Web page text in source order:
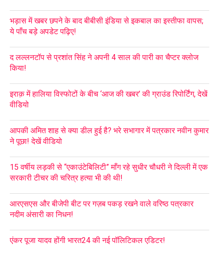
भड़ास में खबर छपने के बाद बीबीसी इंडिया से इकबाल का इस्तीफा वापस;
ये पाँच बड़े अपडेट पढ़िए!
द लल्लनटॉप से प्रशांत सिंह ने अपनी 4 साल की पारी का चैप्टर क्लोज
किया!
इराक़ में हालिया विस्फोटों के बीच ‘आज की खबर’ की ग्राउंड रिपोर्टिंग, देखें
वीडियो
आपकी अमित शाह से क्या डील हुई है? भरे सभागार में पत्रकार नवीन कुमार
ने पूछा! देखें वीडियो
15 वर्षीय लड़की से “एकाउंटेबिलिटी” माँग रहे सुधीर चौधरी ने दिल्ली में एक
सरकारी टीचर की चरित्र हत्या भी की थी!
आरएसएस और बीजेपी बीट पर गज़ब पकड़ रखने वाले वरिष्ठ पत्रकार
नदीम अंसारी का निधन!
एंकर पूजा यादव होंगी भारत24 की नई पॉलिटिकल एडिटर!